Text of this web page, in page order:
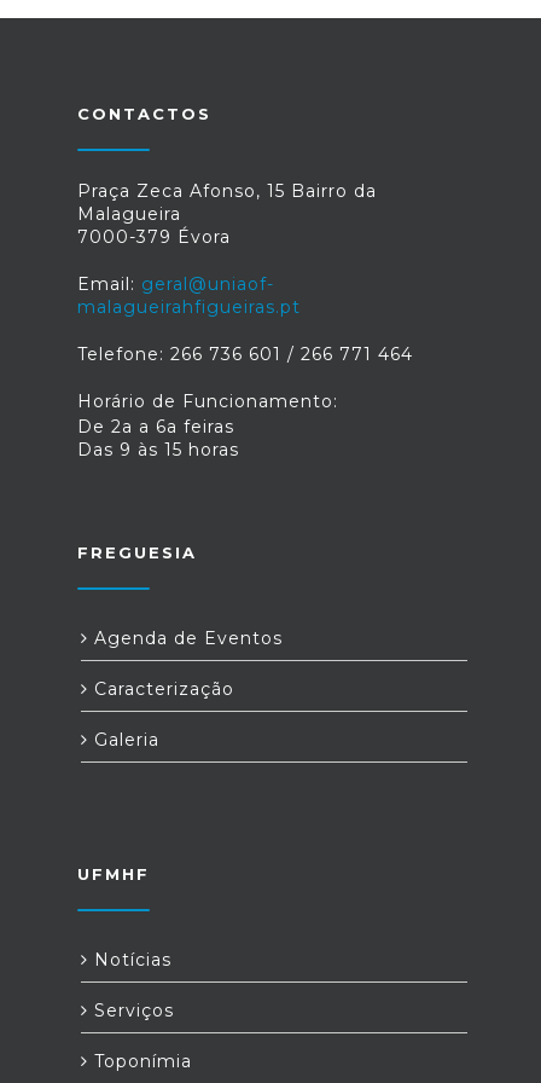
CONTACTOS
Praça Zeca Afonso, 15 Bairro da
Malagueira
7000-379 Évora
Email: geral@uniaof-
malagueirahfigueiras.pt
Telefone: 266 736 601 / 266 771 464
Horário de Funcionamento:
De 2a a 6a feiras
Das 9 às 15 horas
FREGUESIA
Agenda de Eventos
Caracterização
Galeria
UFMHF
Notícias
Serviços
Toponímia